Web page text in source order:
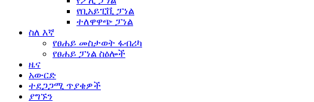
የቢአይፒቪ ፓነል
ተለዋዋጭ ፓነል
ስለ እኛ
የፀሐይ መስታወት ፋብሪካ
የፀሐይ ፓነል ስዕሎች
ዜና
አውርድ
ተደጋጋሚ ጥያቄዎች
ያግኙን